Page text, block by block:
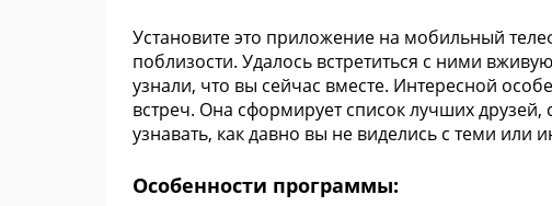
Установите это приложение на мобильный
поблизости. Удалось встретиться с ними
узнали, что вы сейчас вместе. Интересной
встреч. Она сформирует список лучших
узнавать, как давно вы не виделись с теми или
Особенности программы: